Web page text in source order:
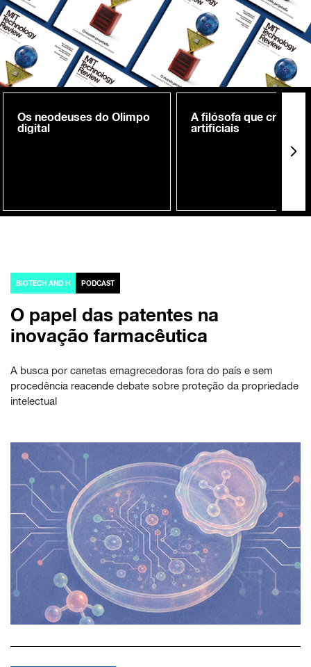
Os neodeuses do Olimpo
digital
A filósofa que cria
artificiais
BIOTECH AND H PODCAST
O papel das patentes na
inovação farmacêutica
A busca por canetas emagrecedoras fora do país e sem
procedência reacende debate sobre proteção da propriedade
intelectual